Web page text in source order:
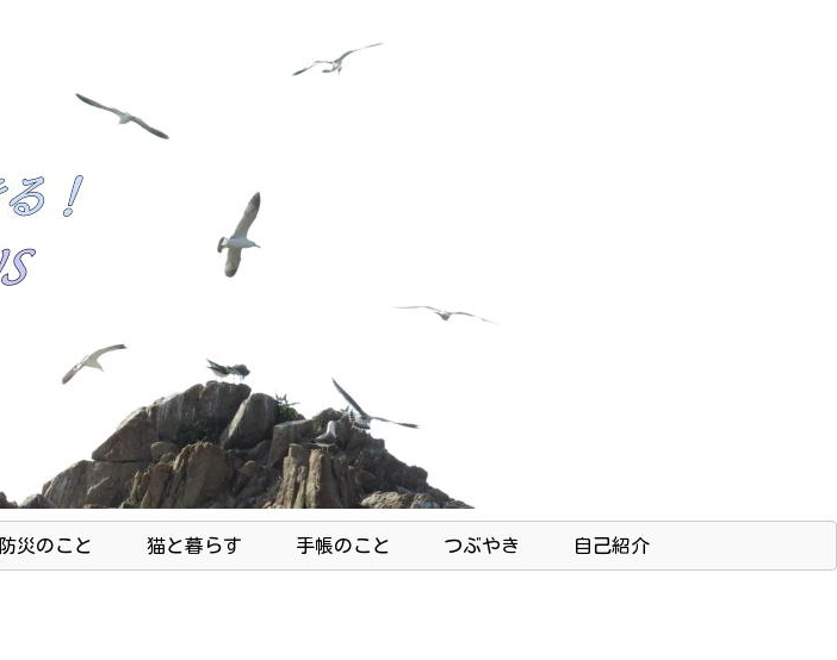
防災のこと 猫と暮らす 手帳のこと つぶやき 自己紹介